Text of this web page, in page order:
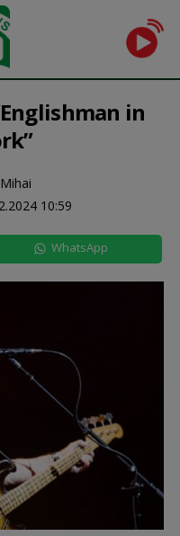
in
10:59
WhatsApp